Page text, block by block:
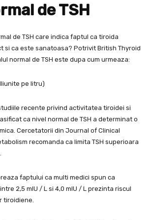
de TSH
de TSH care indica faptul ca tiroida
si ca este sanatoasa? Potrivit British Thyroid
normal de TSH este dupa cum urmeaza:
pe litru)
recente privind activitatea tiroidei si
ca nivel normal de TSH a determinat o
Cercetatorii din Journal of Clinical
recomanda ca limita TSH superioara
faptului ca multi medici spun ca
2,5 mIU / L si 4,0 mIU / L prezinta riscul
tiroidiene.